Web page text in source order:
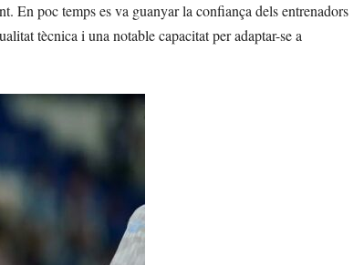
En poc temps es va guanyar la confiança dels entrenadors
tècnica i una notable capacitat per adaptar-se a